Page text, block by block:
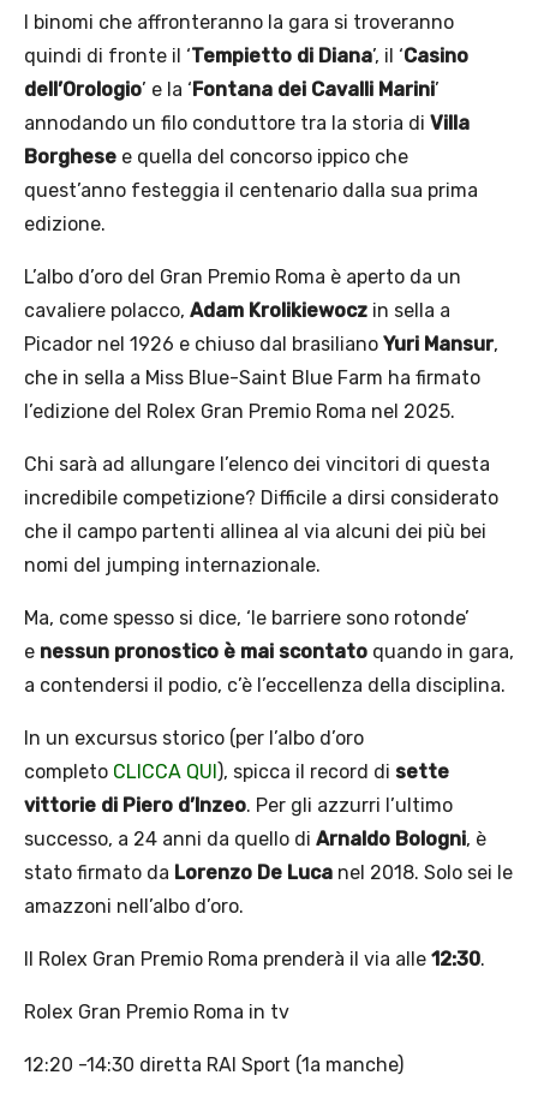
I binomi che affronteranno la gara si troveranno
quindi di fronte il ‘Tempietto di Diana’, il ‘Casino
dell’Orologio’ e la ‘Fontana dei Cavalli Marini’
annodando un filo conduttore tra la storia di Villa
Borghese e quella del concorso ippico che
quest’anno festeggia il centenario dalla sua prima
edizione.
L’albo d’oro del Gran Premio Roma è aperto da un
cavaliere polacco, Adam Krolikiewocz in sella a
Picador nel 1926 e chiuso dal brasiliano Yuri Mansur,
che in sella a Miss Blue-Saint Blue Farm ha firmato
l’edizione del Rolex Gran Premio Roma nel 2025.
Chi sarà ad allungare l’elenco dei vincitori di questa
incredibile competizione? Difficile a dirsi considerato
che il campo partenti allinea al via alcuni dei più bei
nomi del jumping internazionale.
Ma, come spesso si dice, ‘le barriere sono rotonde’
e nessun pronostico è mai scontato quando in gara,
a contendersi il podio, c’è l’eccellenza della disciplina.
In un excursus storico (per l’albo d’oro
completo CLICCA QUI ), spicca il record di sette
vittorie di Piero d’Inzeo. Per gli azzurri l’ultimo
successo, a 24 anni da quello di Arnaldo Bologni, è
stato firmato da Lorenzo De Luca nel 2018. Solo sei le
amazzoni nell’albo d’oro.
Il Rolex Gran Premio Roma prenderà il via alle 12:30.
Rolex Gran Premio Roma in tv
12:20 -14:30 diretta RAI Sport (1a manche)